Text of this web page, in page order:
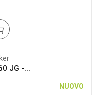
JG -...
NUOVO